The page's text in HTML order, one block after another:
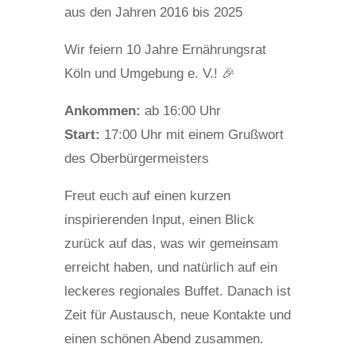
Wir feiern 10 Jahre Ernährungsrat
Köln und Umgebung e. V.! 🎉
Ankommen: ab 16:00 Uhr
Start: 17:00 Uhr mit einem Grußwort
des Oberbürgermeisters
Freut euch auf einen kurzen
inspirierenden Input, einen Blick
zurück auf das, was wir gemeinsam
erreicht haben, und natürlich auf ein
leckeres regionales Buffet. Danach ist
Zeit für Austausch, neue Kontakte und
einen schönen Abend zusammen.